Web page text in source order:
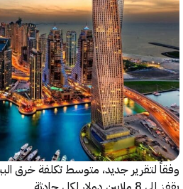
جديد، متوسط تكلفة خرق